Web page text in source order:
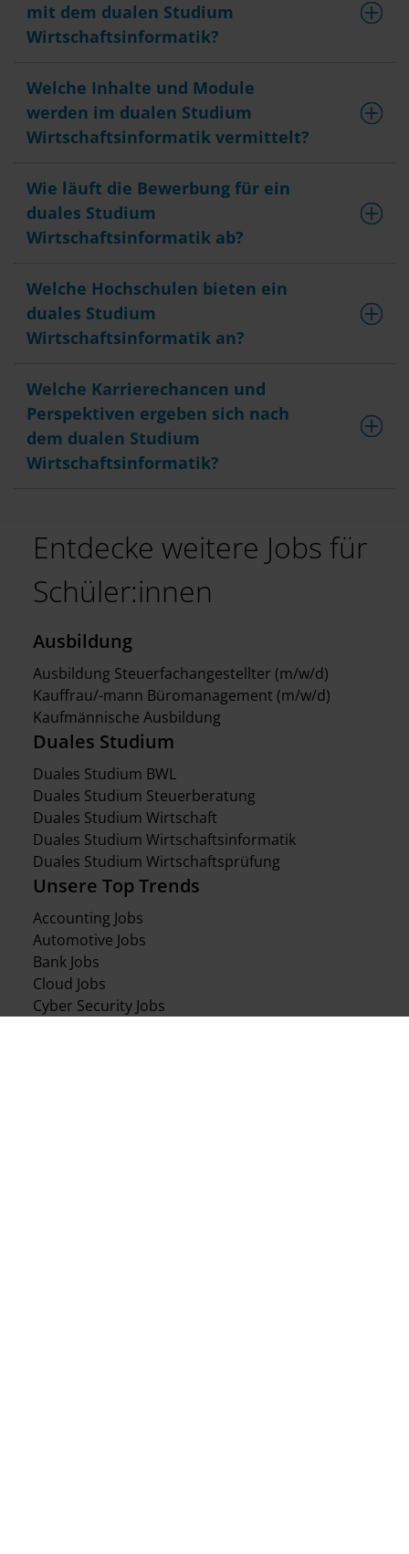
mit dem dualen Studium
Wirtschaftsinformatik?
Welche Inhalte und Module
werden im dualen Studium
Wirtschaftsinformatik vermittelt?
Wie läuft die Bewerbung für ein
duales Studium
Wirtschaftsinformatik ab?
Welche Hochschulen bieten ein
duales Studium
Wirtschaftsinformatik an?
Welche Karrierechancen und
Perspektiven ergeben sich nach
dem dualen Studium
Wirtschaftsinformatik?
Entdecke weitere Jobs für
Schüler:innen
Unsere Top Trends
Accounting Jobs
Automotive Jobs
Bank Jobs
Cloud Jobs
Cyber Security Jobs
Duales Studium
Duales Studium BWL
Duales Studium Steuerberatung
Duales Studium Wirtschaft
Duales Studium Wirtschaftsinformatik
Duales Studium Wirtschaftsprüfung
Ausbildung
Ausbildung Steuerfachangestellter (m/w/d)
Kauffrau/-mann Büromanagement (m/w/d)
Kaufmännische Ausbildung